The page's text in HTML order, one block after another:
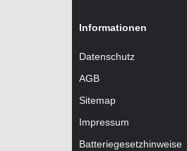
Informationen
Datenschutz
AGB
Sitemap
Impressum
Batteriegesetzhinweise